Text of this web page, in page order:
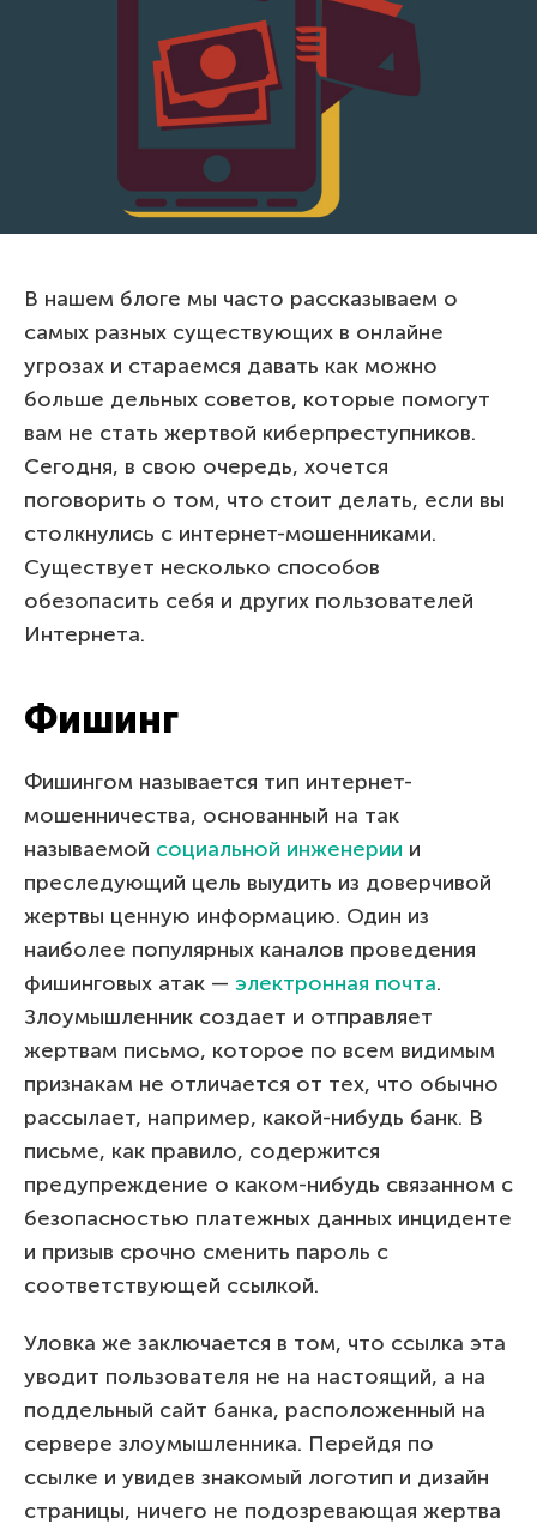
В нашем блоге мы часто рассказываем о
самых разных существующих в онлайне
угрозах и стараемся давать как можно
больше дельных советов, которые помогут
вам не стать жертвой киберпреступников.
Сегодня, в свою очередь, хочется
поговорить о том, что стоит делать, если вы
столкнулись с интернет-мошенниками.
Существует несколько способов
обезопасить себя и других пользователей
Интернета.
Фишинг
Фишингом называется тип интернет-
мошенничества, основанный на так
называемой социальной инженерии и
преследующий цель выудить из доверчивой
жертвы ценную информацию. Один из
наиболее популярных каналов проведения
фишинговых атак — электронная почта.
Злоумышленник создает и отправляет
жертвам письмо, которое по всем видимым
признакам не отличается от тех, что обычно
рассылает, например, какой-нибудь банк. В
письме, как правило, содержится
предупреждение о каком-нибудь связанном с
безопасностью платежных данных инциденте
и призыв срочно сменить пароль с
соответствующей ссылкой.
Уловка же заключается в том, что ссылка эта
уводит пользователя не на настоящий, а на
поддельный сайт банка, расположенный на
сервере злоумышленника. Перейдя по
ссылке и увидев знакомый логотип и дизайн
страницы, ничего не подозревающая жертва